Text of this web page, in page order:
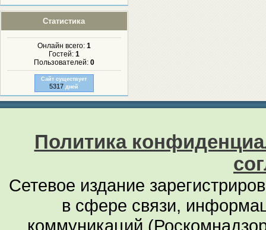
Статистика
Онлайн всего: 1
Гостей: 1
Пользователей: 0
Сайт существует
5317 дней
Политика
Сетевое издание
в сфере связи,
коммуникаций